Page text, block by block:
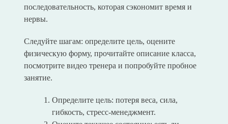
последовательность, которая сэкономит время и
нервы.
Следуйте шагам: определите цель, оцените
физическую форму, прочитайте описание класса,
посмотрите видео тренера и попробуйте пробное
занятие.
Определите цель: потеря веса, сила,
гибкость, стресс-менеджмент.